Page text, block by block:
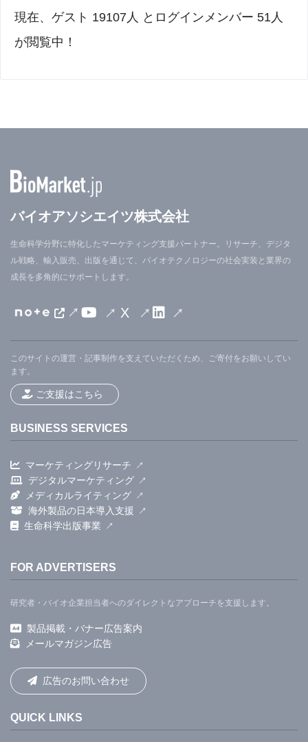
現在、ゲスト 19107人 とログインメンバー 51人
が閲覧中！
バイオアソシエイツ株式会社
生命科学分野に特化したマーケティング支援パートナー。リサーチ、デジタ
ル戦略、輸入販売、出版を通じて、バイオテクノロジーの社会実装と業界の
成長を多角的にサポートします。
X
このサイトの運営・記事制作を支えていただくため、ご寄付をお願いしてい
ます。
ご支援はこちら
BUSINESS SERVICES
マーケティングリサーチ
デジタルマーケティング
メディカルライティング
海外製品の日本導入支援
生命科学出版事業
FOR ADVERTISERS
研究者・バイオ企業担当者へのダイレクトなアプローチを支援します。
製品掲載・バナー広告案内
メールマガジン広告
広告のお問い合わせ
QUICK LINKS